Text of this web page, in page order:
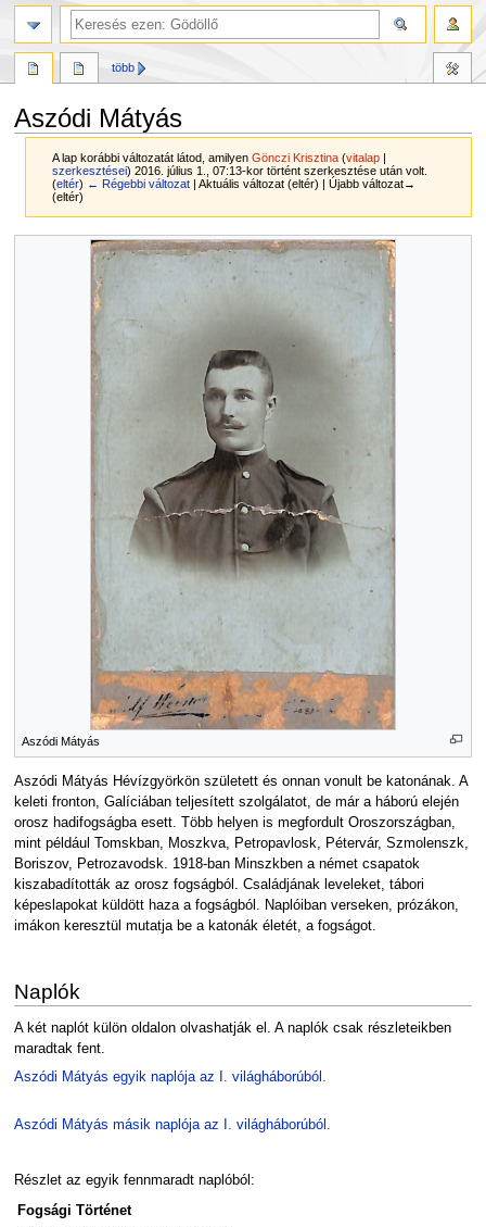
Aszódi Mátyás
A lap korábbi változatát látod, amilyenGönczi Krisztina (vitalap |
szerkesztései) 2016. július 1., 07:13-kor történt szerkesztése után volt.
(eltér) ← Régebbi változat | Aktuális változat (eltér) | Újabb változat→
(eltér)
navigációhoz
Aszódi Mátyás
Aszódi Mátyás Hévízgyörkön született és onnan vonult be katonának. A
keleti fronton, Galíciában teljesített szolgálatot, de már a háború elején
orosz hadifogságba esett. Több helyen is megfordult Oroszországban,
mint például Tomskban, Moszkva, Petropavlosk, Pétervár, Szmolenszk,
Boriszov, Petrozavodsk. 1918-ban Minszkben a német csapatok
kiszabadították az orosz fogságból. Családjának leveleket, tábori
képeslapokat küldött haza a fogságból. Naplóiban verseken, prózákon,
imákon keresztül mutatja be a katonák életét, a fogságot.
Naplók
A két naplót külön oldalon olvashatják el. A naplók csak részleteikben
maradtak fent.
Aszódi Mátyás egyik naplója az I. világháborúból.
Aszódi Mátyás másik naplója az I. világháborúból.
Részlet az egyik fennmaradt naplóból:
Fogsági Történet
több